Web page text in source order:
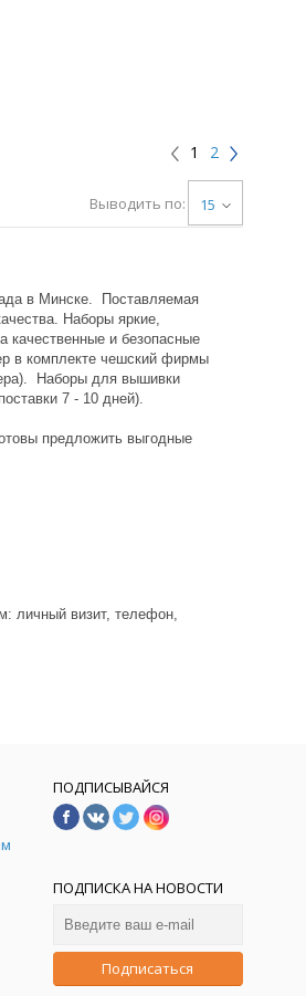
1 2
Выводить по: 15
в Минске. Поставляемая
Наборы яркие,
качественные и безопасные
в комплекте чешский фирмы
Наборы для вышивки
7 - 10 дней).
предложить выгодные
личный визит, телефон,
ПОДПИСЫВАЙСЯ
ПОДПИСКА НА НОВОСТИ
Подписаться